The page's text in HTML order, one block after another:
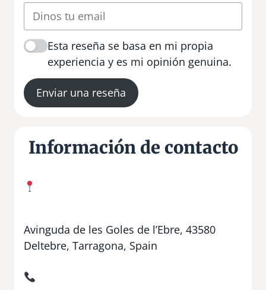
Esta reseña se basa en mi propia
experiencia y es mi opinión genuina.
Enviar una reseña
Información de contacto
Avinguda de les Goles de l’Ebre, 43580
Deltebre, Tarragona, Spain